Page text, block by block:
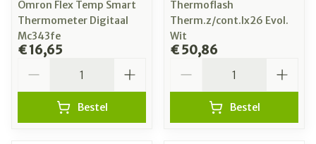
Omron Flex Temp Smart
Thermometer Digitaal
Mc343fe
€ 16,65
Bestel
Thermoflash
Therm.z/cont.lx26 Evol.
Wit
€ 50,86
Bestel